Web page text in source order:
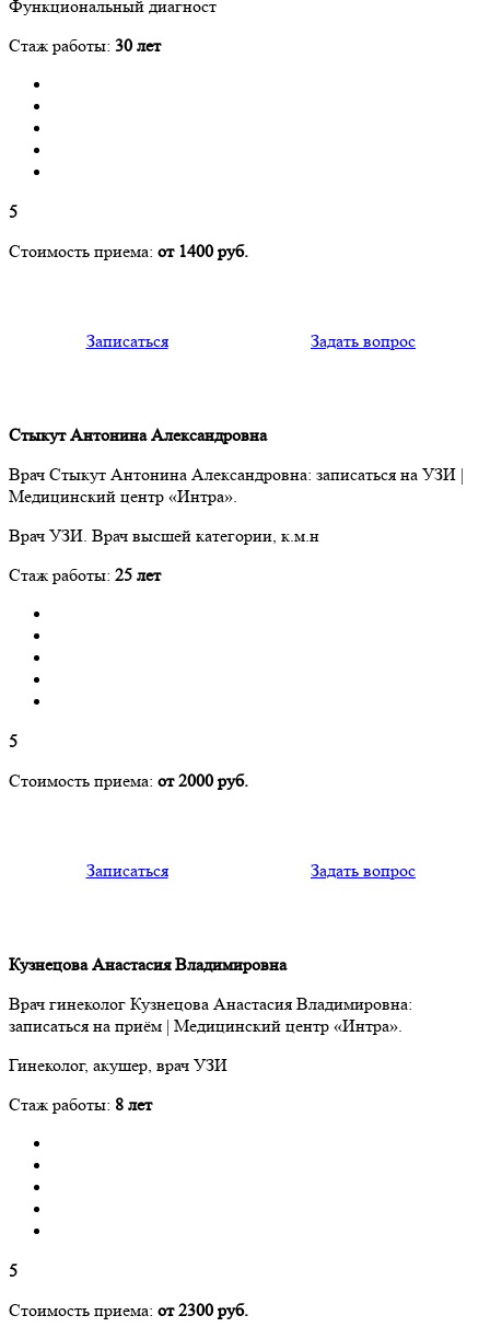
Функциональный диагност
Стаж работы: 30 лет
5
Стоимость приема: от 1400 руб.
Записаться Задать вопрос
Стыкут Антонина Александровна
Врач Стыкут Антонина Александровна: записаться на УЗИ |
Медицинский центр «Интра».
Врач УЗИ. Врач высшей категории, к.м.н
Стаж работы: 25 лет
5
Стоимость приема: от 2000 руб.
Записаться Задать вопрос
Кузнецова Анастасия Владимировна
Врач гинеколог Кузнецова Анастасия Владимировна:
записаться на приём | Медицинский центр «Интра».
Гинеколог, акушер, врач УЗИ
Стаж работы: 8 лет
5
Стоимость приема: от 2300 руб.